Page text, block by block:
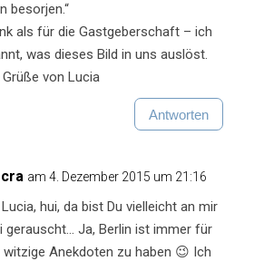
besorjen.“
als für die Gastgeberschaft – ich
was dieses Bild in uns auslöst.
von Lucia
Antworten
am 4. Dezember 2015 um 21:16
hui, da bist Du vielleicht an mir
gerauscht… Ja, Berlin ist immer für
witzige Anekdoten zu haben 😉 Ich